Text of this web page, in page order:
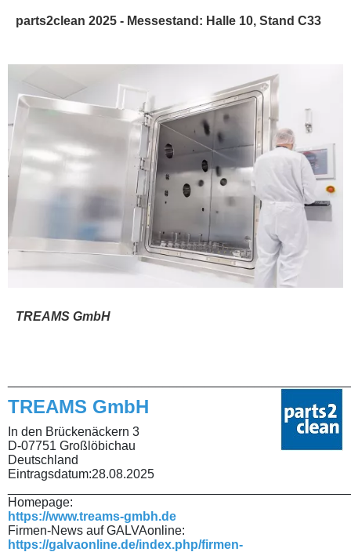
parts2clean 2025 - Messestand: Halle 10, Stand C33
TREAMS GmbH
TREAMS GmbH
In den Brückenäckern 3
D-07751 Großlöbichau
Deutschland
Eintragsdatum:28.08.2025
Homepage:
https://www.treams-gmbh.de
Firmen-News auf GALVAonline:
https://galvaonline.de/index.php/firmen-